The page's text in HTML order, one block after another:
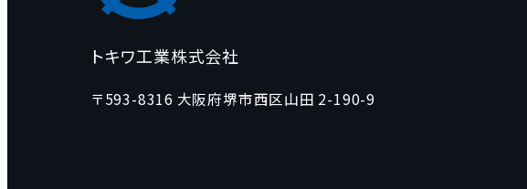
トキワ工業株式会社
〒593-8316 大阪府堺市西区山田 2-190-9